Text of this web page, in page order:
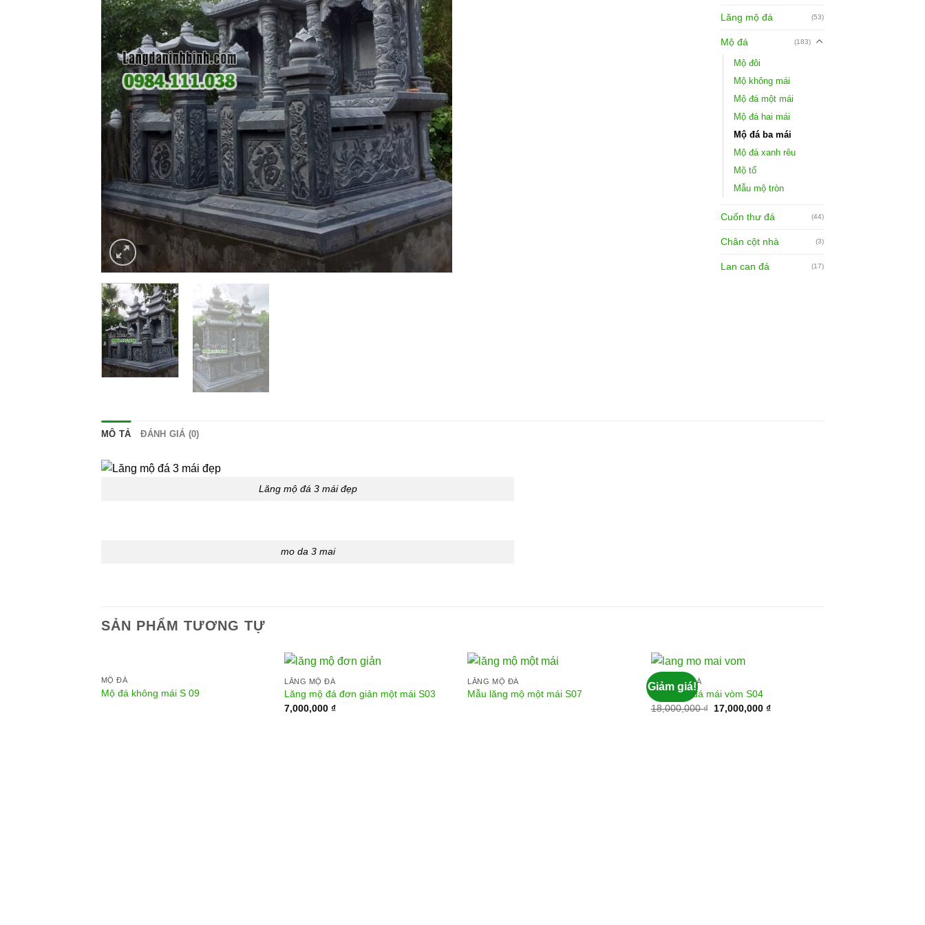
Lăng mộ đá (53)
Mộ đá (183)
Mộ đôi
Mộ không mái
Mộ đá một mái
Mộ đá hai mái
Mộ đá ba mái
Mộ đá xanh rêu
Mộ tổ
Mẫu mộ tròn
Cuốn thư đá (44)
Chân cột nhà (3)
Lan can đá (17)
MÔ TẢ ĐÁNH GIÁ (0)
Lăng mộ đá 3 mái đẹp
mo da 3 mai
SẢN PHẨM TƯƠNG TỰ
MỘ ĐÁ
Mộ đá không mái S 09
LĂNG MỘ ĐÁ
Lăng mộ đá đơn giản một mái S03
7,000,000₫
LĂNG MỘ ĐÁ
Mẫu lăng mộ một mái S07
Giảm giá!
LĂNG MỘ ĐÁ
Lăng mộ đá mái vòm S04
18,000,000₫ 17,000,000 ₫